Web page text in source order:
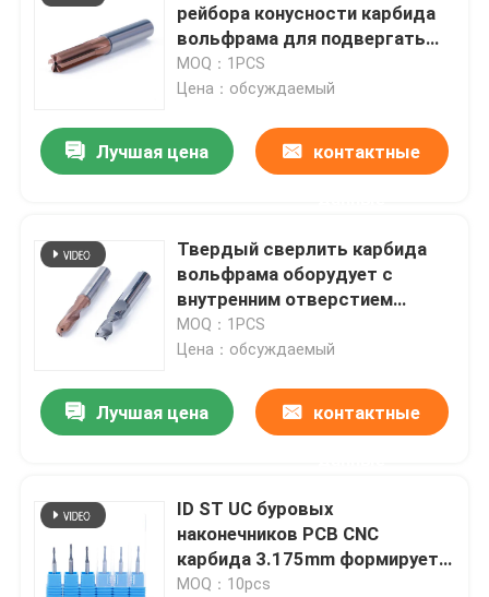
рейбора конусности карбида
вольфрама для подвергать
механической обработке
скважины металла
MOQ：1PCS
Цена：обсуждаемый
Лучшая цена контактные
Твердый сверлить карбида
вольфрама оборудует с
внутренним отверстием
хладоагента
MOQ：1PCS
Цена：обсуждаемый
Лучшая цена контактные
ID ST UC буровых
наконечников PCB CNC
карбида 3.175mm формирует
для подвергать механической
MOQ：10pcs